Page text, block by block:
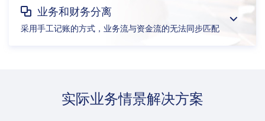
业务和财务分离
采用手工记账的方式，业务流与资金流的无法同步匹配
实际业务情景解决方案